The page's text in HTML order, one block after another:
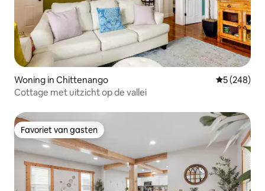
Woning in Chittenango
5 (248)
Cottage met uitzicht op de vallei
Favoriet van gasten
Favoriet van gasten